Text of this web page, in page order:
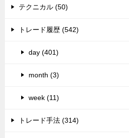
テクニカル (50)
トレード履歴 (542)
day (401)
month (3)
week (11)
トレード手法 (314)